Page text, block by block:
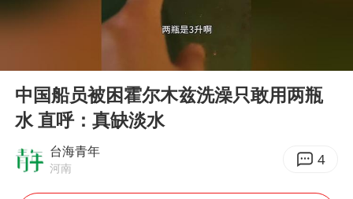
上海全力守护市民“菜篮子”
白海豚北上或致京津冀暴雨
Play
中国船员被困霍尔木兹洗澡只敢用两瓶
水 直呼：真缺淡水
台海青年
河南 4